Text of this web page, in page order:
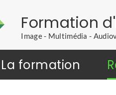
Formation
Image - Multimédia -
La formation